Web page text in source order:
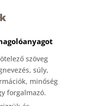
szöveg
súly,
minőség
forgalmazó.